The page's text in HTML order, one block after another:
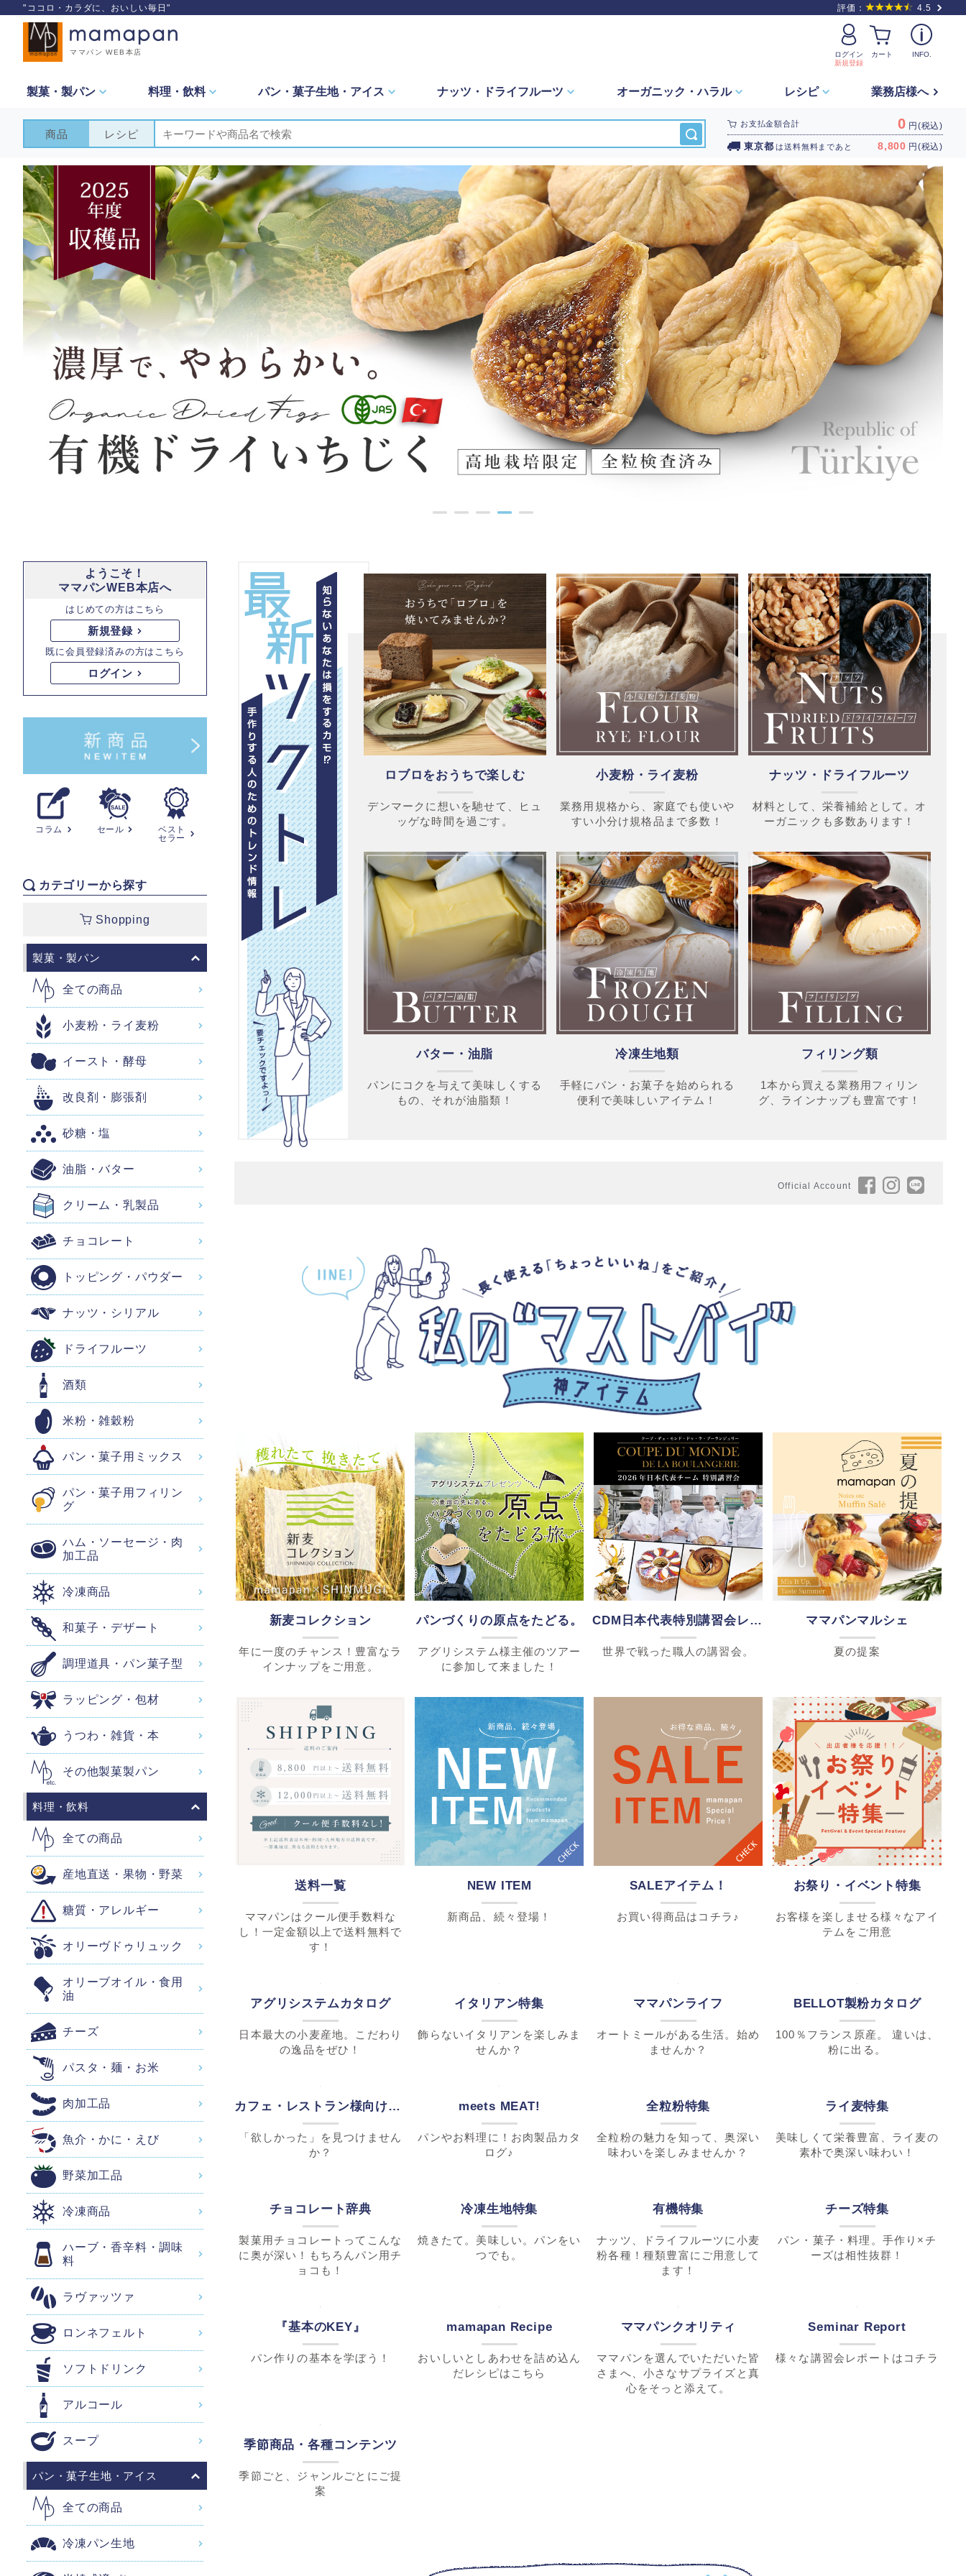
"ココロ・カラダに、おいしい毎日" 評価： 4.5
ママパン WEB本店
ログイン
新規登録
カート INFO.
製菓・ 製パン 料理・飲料 パン・菓子生地・ アイス ナッツ・ ドライフルーツ オーガニック・ハラル レシピ 業務店様へ
商品 レシピ
お支払金額合計 0 円(税込)
東京都 は送料無料まであと 8,800 円(税込)
● ● ● ●
ロブロをおうちで楽しむ
デンマークに想いを馳せて、ヒュ
ッゲな時間を過ごす。
小麦粉・ライ麦粉
業務用規格から、家庭でも使いや
すい小分け規格品まで多数！
ナッツ・ドライフルーツ
材料として、栄養補給として。オ
ーガニックも多数あります！
バター・油脂
パンにコクを与えて美味しくする
もの、それが油脂類！
冷凍生地類
手軽にパン・お菓子を始められる
便利で美味しいアイテム！
フィリング類
1本から買える業務用フィリン
グ、ラインナップも豊富です！
Official Account
新麦コレクション
年に一度のチャンス！豊富なラ
インナップをご用意。
パンづくりの原点をたどる。
アグリシステム様主催のツアー
に参加して来ました！
CDM日本代表特別講習会レポート
世界で戦った職人の講習会。
ママパンマルシェ
夏の提案
送料一覧
ママパンはクール便手数料な
し！一定金額以上で送料無料で
す！
NEW ITEM
新商品、続々登場！
SALEアイテム！
お買い得商品はコチラ♪
お祭り・イベント特集
お客様を楽しませる様々なアイ
テムをご用意
アグリシステムカタログ
日本最大の小麦産地。こだわり
の逸品をぜひ！
イタリアン特集
飾らないイタリアンを楽しみま
せんか？
ませんか？
BELLOT製粉カタログ
100％フランス原産。 違いは、
粉に出る。
全粒粉特集
冷凍生地特集 有機特集
『基本のKEY』
ようこそ！
ママパンWEB本店へ
はじめての方はこちら
新規登録
既に会員登録済みの方はこちら
ログイン
コラム セール
ベスト
セラー
カテゴリーから探す
Shopping
製菓・製パン
全ての商品
小麦粉・ライ麦粉
イースト・酵母
改良剤・膨張剤
砂糖・塩
油脂・バター
クリーム・乳製品
チョコレート
トッピング・パウダー
ナッツ・シリアル
ドライフルーツ
酒類
米粉・雑穀粉
パン・菓子用ミックス
パン・菓子用フィリン
グ
ハム・ソーセージ・肉
加工品
冷凍商品
和菓子・デザート
調理道具・パン菓子型
ラッピング・包材
うつわ・雑貨・本
その他製菓製パン
料理・飲料
全ての商品
産地直送・果物・野菜
糖質・アレルギー
オリーヴドゥリュック
オリーブオイル・食用
油
チーズ
パスタ・麺・お米
肉加工品
魚介・かに・えび
野菜加工品
冷凍商品
ハーブ・香辛料・調味
料
ラヴァッツァ
ロンネフェルト
ソフトドリンク
アルコール
スープ
パン・菓子生地・アイス
全ての商品
冷凍パン生地